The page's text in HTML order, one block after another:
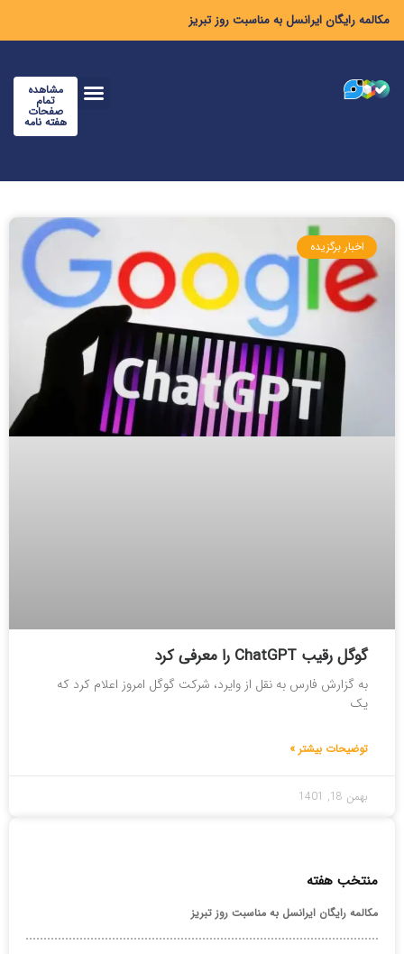
مکالمه رایگان ایرانسل به مناسبت روز تبریز
مشاهده
تمام
صفحات
هفته نامه
اخبار برگزیده
گوگل رقیب ChatGPT را معرفی کرد
به گزارش فارس به نقل از وایرد، شرکت گوگل امروز اعلام کرد که
یک
توضیحات بیشتر »
بهمن 18, 1401
منتخب هفته
مکالمه رایگان ایرانسل به مناسبت روز تبریز